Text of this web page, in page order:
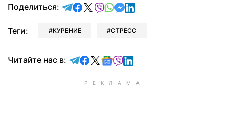
Поделиться: отправить в Telegram
поделиться в Facebook
поделиться в X
отправить в Viber
отправить в Whatsapp
отправить в Messenger
отправить в LinkedIn
Теги: КУРЕНИЕ СТРЕСС
Читайте нас в: Читайте в Telegram
Читайте в Facebook
Читайте в X
Читайте в Google news
Читайте в Viber
Читайте в LinkedIn